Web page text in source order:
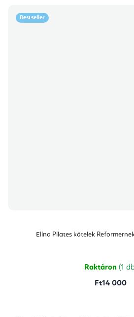
Bestseller
Elina Pilates kötelek
Raktáron (1
Ft14 000